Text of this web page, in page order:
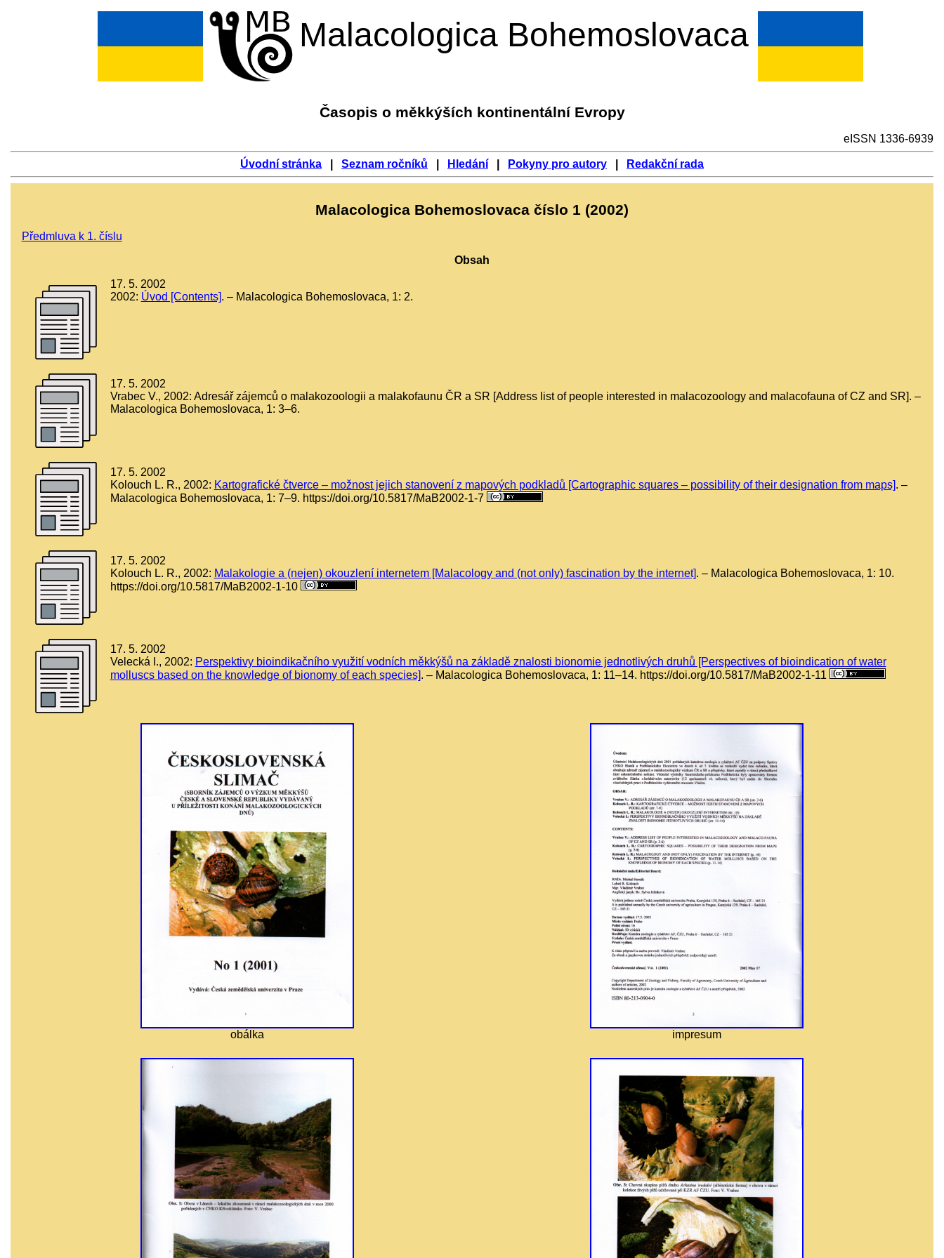
Malacologica Bohemoslovaca
Časopis o měkkýších kontinentální Evropy
eISSN 1336-6939
Úvodní stránka Seznam ročníků Hledání Pokyny pro autory Redakční rada
Malacologica Bohemoslovaca číslo 1 (2002)
Předmluva k 1. číslu
Obsah
17. 5. 2002
2002: Úvod [Contents]. – Malacologica Bohemoslovaca, 1: 2.
17. 5. 2002
Vrabec V., 2002: Adresář zájemců o malakozoologii a malakofaunu ČR a SR [Address list of people interested in malacozoology and malacofauna of CZ and SR]. –
Malacologica Bohemoslovaca, 1: 3–6.
17. 5. 2002
Kolouch L. R., 2002: Kartografické čtverce – možnost jejich stanovení z mapových podkladů [Cartographic squares – possibility of their designation from maps]. –
Malacologica Bohemoslovaca, 1: 7–9. https://doi.org/10.5817/MaB2002-1-7
17. 5. 2002
Kolouch L. R., 2002: Malakologie a (nejen) okouzlení internetem [Malacology and (not only) fascination by the internet]. – Malacologica Bohemoslovaca, 1: 10.
https://doi.org/10.5817/MaB2002-1-10
17. 5. 2002
Velecká I., 2002: Perspektivy bioindikačního využití vodních měkkýšů na základě znalosti bionomie jednotlivých druhů [Perspectives of bioindication of water
molluscs based on the knowledge of bionomy of each species]. – Malacologica Bohemoslovaca, 1: 11–14. https://doi.org/10.5817/MaB2002-1-11
obálka impresum